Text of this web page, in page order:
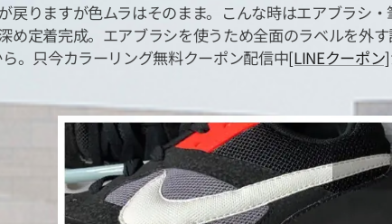
戻りますが色ムラはそのまま。こんな時はエアブラシ
め定着完成。エアブラシを使うため全面のラベルを外
。只今カラーリング無料クーポン配信中[LINEクーポン]